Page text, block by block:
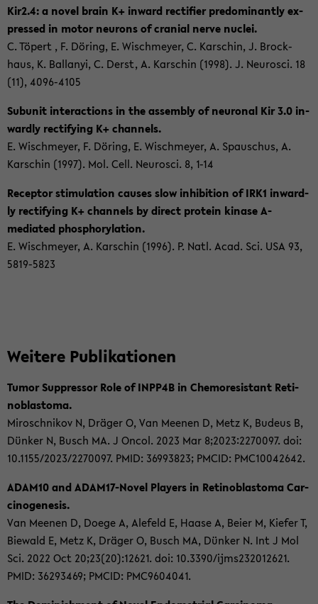
Kir2.4: a novel brain K+ in­ward rec­ti­fier pre­do­mi­nant­ly ex­
pres­sed in motor neu­rons of cra­ni­al nerve nu­clei.
C. Tö­pert , F. Dö­ring, E. Wischmey­er, C. Kar­schin, J. Brock­
haus, K. Ball­anyi, C. Derst, A. Kar­schin (1998). J. Neu­ro­sci. 18
(11), 4096-​4105
Sub­u­nit in­ter­ac­tions in the as­sem­bly of neu­ro­nal Kir 3.0 in­
ward­ly rec­ti­fy­ing K+ chan­nels.
E. Wischmey­er, F. Dö­ring, E. Wischmey­er, A. Spau­schus, A.
Kar­schin (1997). Mol. Cell. Neu­ro­sci. 8, 1-14
Re­cep­tor sti­mu­la­ti­on cau­ses slow in­hi­bi­ti­on of IRK1 in­ward­
ly rec­ti­fy­ing K+ chan­nels by di­rect pro­te­in ki­na­se A-​
mediated phos­pho­ry­la­ti­on.
E. Wischmey­er, A. Kar­schin (1996). P. Natl. Acad. Sci. USA 93,
5819-​5823
Wei­te­re Pu­bli­ka­tio­nen
Tumor Sup­pres­sor Role of INPP4B in Che­mo­re­sistant Re­ti­
nob­las­to­ma.
Mi­ro­sch­ni­kov N, Drä­ger O, Van Mee­nen D, Metz K, Bu­de­us B,
Dün­ker N, Busch MA. J Oncol. 2023 Mar 8;2023:2270097. doi:
10.1155/2023/2270097. PMID: 36993823; PMCID: PMC10042642.
ADAM10 and ADAM17-​Novel Play­ers in Re­ti­nob­las­to­ma Car­
ci­no­ge­ne­sis.
Van Mee­nen D, Doege A, Al­e­feld E, Haase A, Beier M, Kie­fer T,
Bie­wald E, Metz K, Drä­ger O, Busch MA, Dün­ker N. Int J Mol
Sci. 2022 Oct 20;23(20):12621. doi: 10.3390/ijms232012621.
PMID: 36293469; PMCID: PMC9604041.